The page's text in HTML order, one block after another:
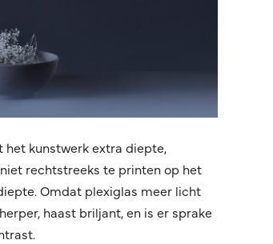
kunstwerk extra diepte,
rechtstreeks te printen op het
Omdat plexiglas meer licht
haast briljant, en is er sprake